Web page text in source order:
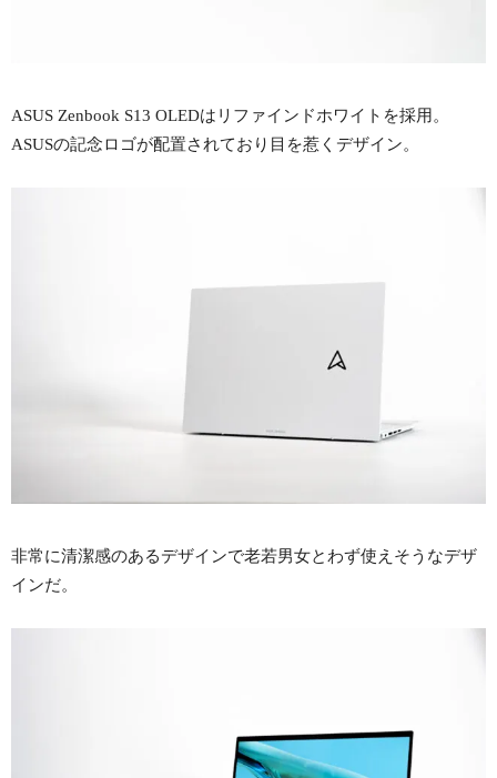
ASUS Zenbook S13 OLEDはリファインドホワイトを採用。
ASUSの記念ロゴが配置されており目を惹くデザイン。
非常に清潔感のあるデザインで老若男女とわず使えそうなデザ
インだ。